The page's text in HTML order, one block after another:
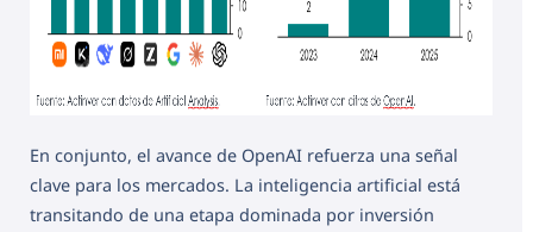
En conjunto, el avance de OpenAI refuerza una señal
clave para los mercados. La inteligencia artificial está
transitando de una etapa dominada por inversión